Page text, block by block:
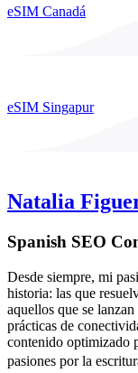
eSIM Canadá
eSIM Singapur
Natalia
Spanish SEO
Desde siempre, mi
historia: las que
aquellos que se
prácticas de
contenido optimizado
pasiones por la